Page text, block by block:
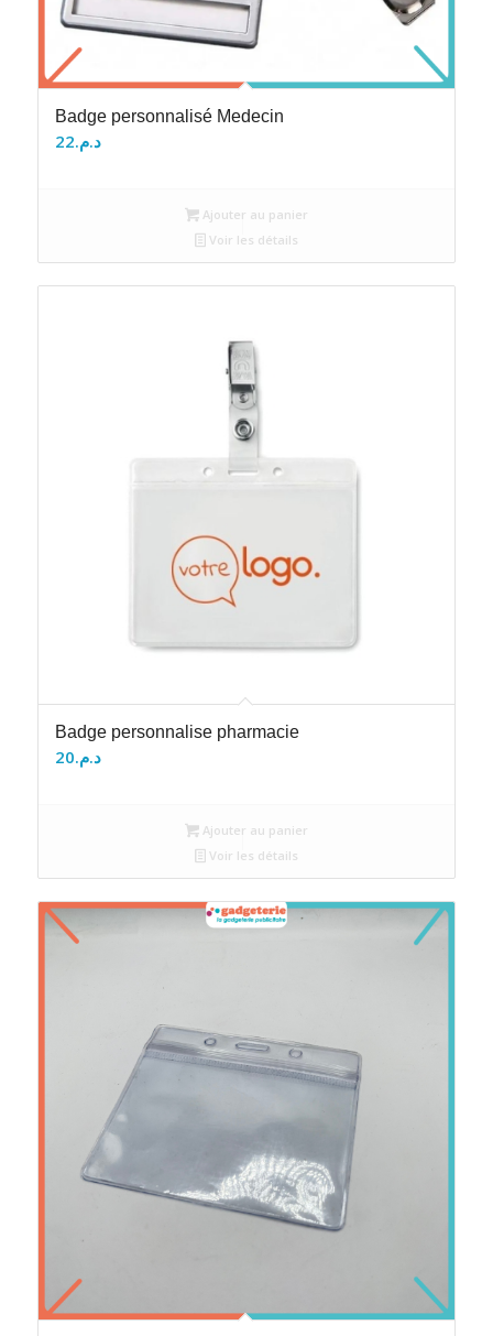
Badge personnalisé Medecin
د.م.22
Ajouter au panier
Voir les détails
Badge personnalise pharmacie
د.م.20
Ajouter au panier
Voir les détails